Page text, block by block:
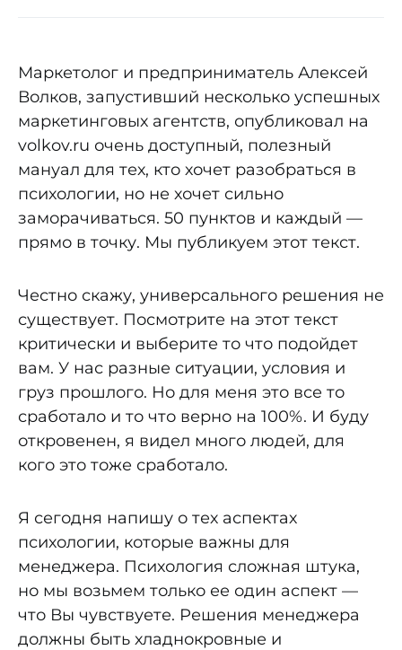
Маркетолог и предприниматель Алексей
Волков, запустивший несколько успешных
маркетинговых агентств, опубликовал на
volkov.ru очень доступный, полезный
мануал для тех, кто хочет разобраться в
психологии, но не хочет сильно
заморачиваться. 50 пунктов и каждый —
прямо в точку. Мы публикуем этот текст.
Честно скажу, универсального решения не
существует. Посмотрите на этот текст
критически и выберите то что подойдет
вам. У нас разные ситуации, условия и
груз прошлого. Но для меня это все то
сработало и то что верно на 100%. И буду
откровенен, я видел много людей, для
кого это тоже сработало.
Я сегодня напишу о тех аспектах
психологии, которые важны для
менеджера. Психология сложная штука,
но мы возьмем только ее один аспект —
что Вы чувствуете. Решения менеджера
должны быть хладнокровные и